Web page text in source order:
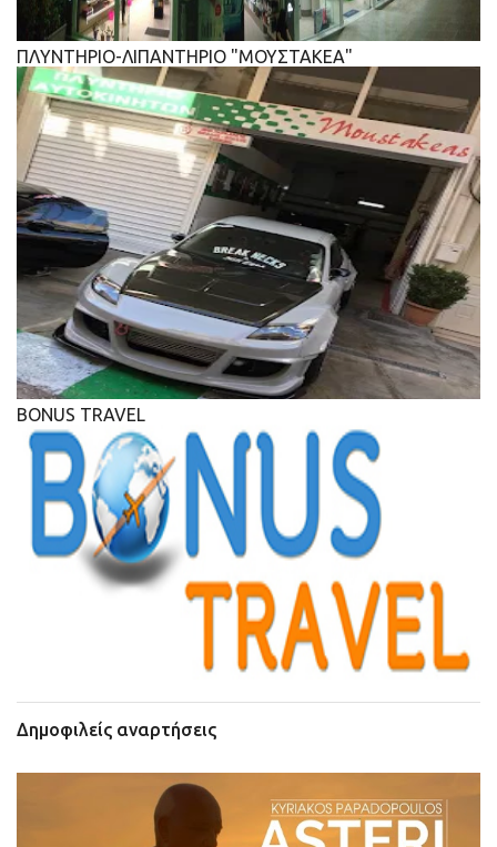
ΠΛΥΝΤΗΡΙΟ-ΛΙΠΑΝΤΗΡΙΟ "ΜΟΥΣΤΑΚΕΑ"
BONUS TRAVEL
Δημοφιλείς αναρτήσεις